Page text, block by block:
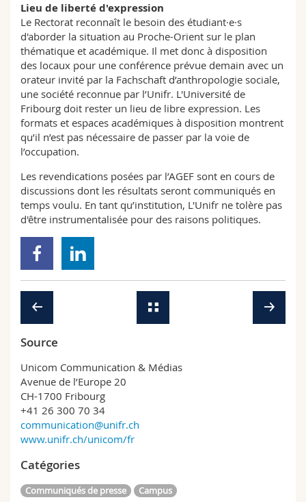
Lieu de liberté d'expression
Le Rectorat reconnaît le besoin des étudiant·e·s
d'aborder la situation au Proche-Orient sur le plan
thématique et académique. Il met donc à disposition
des locaux pour une conférence prévue demain avec un
orateur invité par la Fachschaft d’anthropologie sociale,
une société reconnue par l’Unifr. L'Université de
Fribourg doit rester un lieu de libre expression. Les
formats et espaces académiques à disposition montrent
qu’il n’est pas nécessaire de passer par la voie de
l’occupation.
Les revendications posées par l’AGEF sont en cours de
discussions dont les résultats seront communiqués en
temps voulu. En tant qu’institution, L'Unifr ne tolère pas
d'être instrumentalisée pour des raisons politiques.
Source
Unicom Communication & Médias
Avenue de l’Europe 20
CH-1700 Fribourg
+41 26 300 70 34
communication@unifr.ch
www.unifr.ch/unicom/fr
Catégories
Communiqués de presse Campus